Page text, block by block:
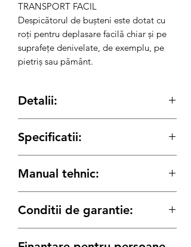
TRANSPORT FACIL
Despicătorul de bușteni este dotat cu
roți pentru deplasare facilă chiar și pe
suprafețe denivelate, de exemplu, pe
pietriș sau pământ.
Detalii:
Putere motor
Forță 7 tone
Diametru max. 300 mm
Specificatii:
Frecvență, Hz: 50
Tip motor: Electric
Modelul motorului: KS ECO 2100
Lungime max., mm: 520
Manual tehnic:
Conditii de garantie: